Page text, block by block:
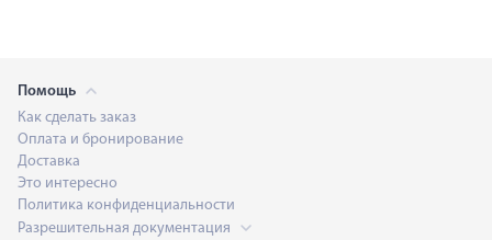
Помощь
Как сделать заказ
Оплата и бронирование
Доставка
Это интересно
Политика конфиденциальности
Разрешительная документация